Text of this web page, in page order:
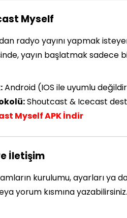
Myself
radyo yayını yapmak
yayın başlatmak sadece
Android (IOS ile uyumlu
Shoutcast & Icecast
Myself APK İndir
İletişim
kurulumu, ayarları ya
yorum kısmına yazabilirsiniz.